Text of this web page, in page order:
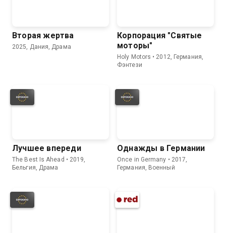
Вторая жертва
2025, Дания, Драма
Корпорация "Святые
моторы"
Holy Motors • 2012, Германия,
Фэнтези
Лучшее впереди
The Best Is Ahead • 2019,
Бельгия, Драма
Однажды в Германии
Once in Germany • 2017,
Германия, Военный